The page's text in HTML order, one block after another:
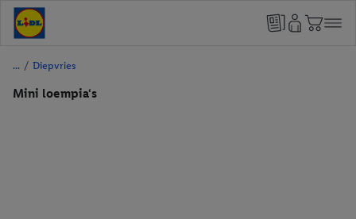
/ Diepvries
Mini loempia‘s